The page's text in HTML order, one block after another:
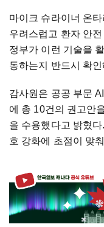
마이크 슈라이너 온
우려스럽고 환자 안
정부가 이런 기술을
동하는지 반드시 확
감사원은 공공 부문
에 총 10건의 권고안
을 수용했다고 밝혔
호 강화에 초점이 맞